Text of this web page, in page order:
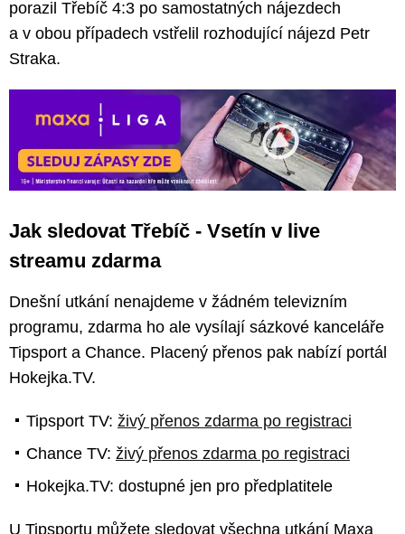
porazil Třebíč 4:3 po samostatných nájezdech
a v obou případech vstřelil rozhodující nájezd Petr
Straka.
Jak sledovat Třebíč - Vsetín v live
streamu zdarma
Dnešní utkání nenajdeme v žádném televizním
programu, zdarma ho ale vysílají sázkové kanceláře
Tipsport a Chance. Placený přenos pak nabízí portál
Hokejka.TV.
Tipsport TV: živý přenos zdarma po registraci
Chance TV: živý přenos zdarma po registraci
Hokejka.TV: dostupné jen pro předplatitele
U Tipsportu můžete sledovat všechna utkání Maxa